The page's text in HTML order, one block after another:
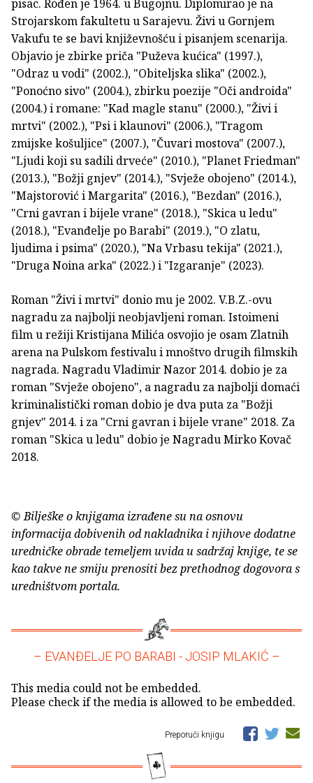
pisac. Rođen je 1964. u Bugojnu. Diplomirao je na
Strojarskom fakultetu u Sarajevu. Živi u Gornjem
Vakufu te se bavi književnošću i pisanjem scenarija.
Objavio je zbirke priča "Puževa kućica" (1997.),
"Odraz u vodi" (2002.), "Obiteljska slika" (2002.),
"Ponoćno sivo" (2004.), zbirku poezije "Oči androida"
(2004.) i romane: "Kad magle stanu" (2000.), "Živi i
mrtvi" (2002.), "Psi i klaunovi" (2006.), "Tragom
zmijske košuljice" (2007.), "Čuvari mostova" (2007.),
"Ljudi koji su sadili drveće" (2010.), "Planet Friedman"
(2013.), "Božji gnjev" (2014.), "Svježe obojeno" (2014.),
"Majstorović i Margarita" (2016.), "Bezdan" (2016.),
"Crni gavran i bijele vrane" (2018.), "Skica u ledu"
(2018.), "Evanđelje po Barabi" (2019.), "O zlatu,
ljudima i psima" (2020.), "Na Vrbasu tekija" (2021.),
"Druga Noina arka" (2022.) i "Izgaranje" (2023).
Roman "Živi i mrtvi" donio mu je 2002. V.B.Z.-ovu
nagradu za najbolji neobjavljeni roman. Istoimeni
film u režiji Kristijana Milića osvojio je osam Zlatnih
arena na Pulskom festivalu i mnoštvo drugih filmskih
nagrada. Nagradu Vladimir Nazor 2014. dobio je za
roman "Svježe obojeno", a nagradu za najbolji domaći
kriminalistički roman dobio je dva puta za "Božji
gnjev" 2014. i za "Crni gavran i bijele vrane" 2018. Za
roman "Skica u ledu" dobio je Nagradu Mirko Kovač
2018.
© Bilješke o knjigama izrađene su na osnovu
informacija dobivenih od nakladnika i njihove dodatne
uredničke obrade temeljem uvida u sadržaj knjige, te se
kao takve ne smiju prenositi bez prethodnog dogovora s
uredništvom portala.
– EVANĐELJE PO BARABI - JOSIP MLAKIĆ –
This media could not be embedded.
Please check if the media is allowed to be embedded.
Preporuči knjigu